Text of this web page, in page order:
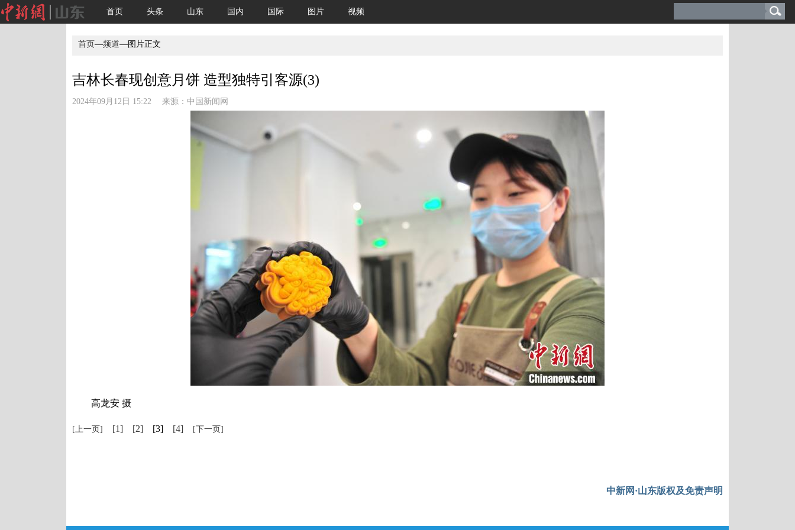
首页 头条 山东 国内 国际 图片 视频
首页—频道—图片正文
吉林长春现创意月饼 造型独特引客源(3)
2024年09月12日 15:22 来源： 中国新闻网
高龙安 摄
[上一页] [1] [2] [3] [4] [下一页]
中新网·山东版权及免责声明